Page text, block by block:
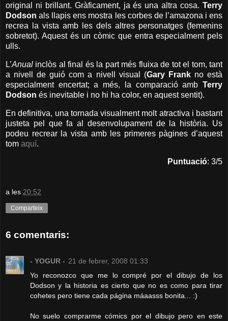
original ni brillant. Gràficament, ja és una altra cosa. Terry
Dodson als llapis ens mostra les corbes de l’amazona i ens
recrea la vista amb les dels altres personatges (femenins
sobretot). Aquest és un còmic que entra especialment pels
ulls.
L’Anual inclòs al final és la part més fluixa de tot el tom, tant
a nivell de guió com a nivell visual (Gary Frankno està
especialment encertat; a més, la comparació amb Terry
Dodson és inevitable i no hi ha color, en aquest sentit).
En definitiva, una tornada visualment molt atractiva i bastant
justeta pel que fa al desenvolupament de la història. Us
podeu recrear la vista amb les primeres pàgines d’aquest
tom aquí.
Puntuació: 3/5
a les 20:52
Comparteix
6 comentaris:
- YOGUR - 21 de febrer, 2008 01:33
Yo reconozco que me lo compré por el dibujo de los
Dodson y la historia es cierto que no es como para tirar
cohetes pero tiene cada página máaasss bonita... :)
No suelo comprarme cómics por el dibujo pero en este